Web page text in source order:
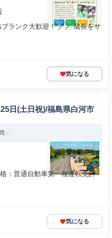
ランク大歓迎！ ／／ 成長をサ
気になる
日(土日祝)/福島県白河市
：普通自動車第一種運転免許
気になる